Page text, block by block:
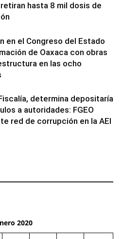
hasta 8 mil dosis de
en el Congreso del Estado
de Oaxaca con obras
en las ocho
determina depositaría
a autoridades: FGEO
red de corrupción en la AEI
2020